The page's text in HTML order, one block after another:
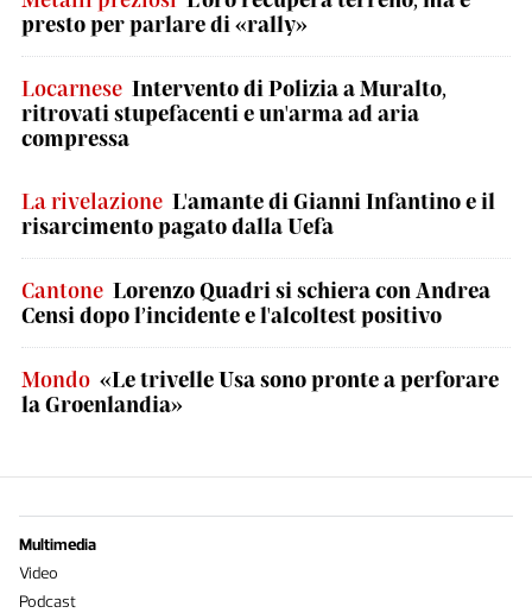
presto per parlare di «rally»
Locarnese Intervento di Polizia a Muralto,
ritrovati stupefacenti e un'arma ad aria
compressa
La rivelazione L'amante di Gianni Infantino e il
risarcimento pagato dalla Uefa
Cantone Lorenzo Quadri si schiera con Andrea
Censi dopo l’incidente e l'alcoltest positivo
Mondo «Le trivelle Usa sono pronte a perforare
la Groenlandia»
Multimedia
Video
Podcast